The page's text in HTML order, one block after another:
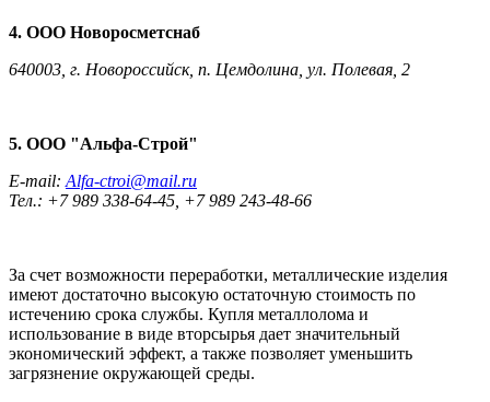
4. ООО Новоросметснаб
640003, г. Новороссийск, п. Цемдолина, ул. Полевая, 2
5. ООО "Альфа-Строй"
E-mail: Alfa-ctroi@mail.ru
Тел.: +7 989 338-64-45, +7 989 243-48-66
За счет возможности переработки, металлические изделия
имеют достаточно высокую остаточную стоимость по
истечению срока службы. Купля металлолома и
использование в виде вторсырья дает значительный
экономический эффект, а также позволяет уменьшить
загрязнение окружающей среды.